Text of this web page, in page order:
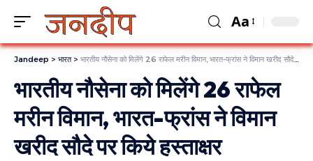
Aa
Jandeep > भारत> भारतीय नौसेना को मिलेंगे 26 राफेल मरीन विमान, भारत-फ्रांस ने विमान खरीद सौदे पर किये हस्ताक्षर
भारतीय नौसेना को मिलेंगे 26 राफेल
मरीन विमान, भारत-फ्रांस ने विमान
खरीद सौदे पर किये हस्ताक्षर